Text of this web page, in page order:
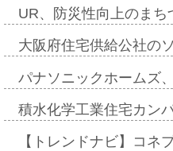
UR、防災性向上のま
大阪府住宅供給公社の
パナソニックホームズ
積水化学工業住宅カン
【トレンドナビ】コ